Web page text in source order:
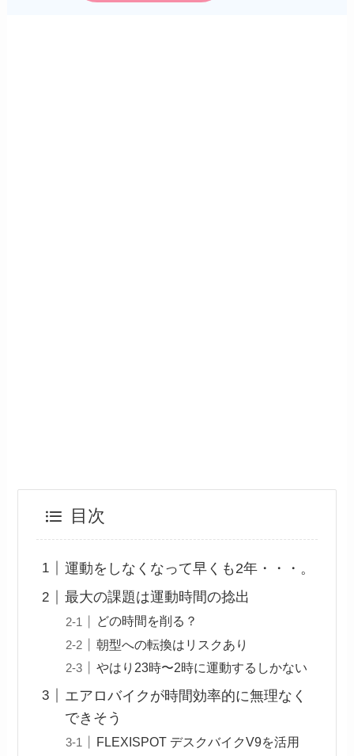
目次
運動をしなくなって早くも2年・・・。
最大の課題は運動時間の捻出
どの時間を削る？
朝型への転換はリスクあり
やはり23時〜2時に運動するしかない
エアロバイクが時間効率的に無理なく
できそう
FLEXISPOT デスクバイクV9を活用